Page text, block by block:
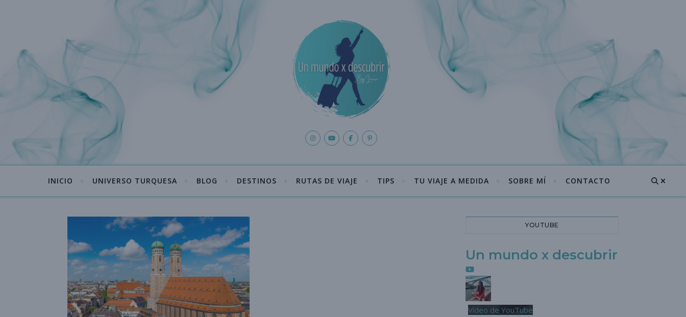
INICIO UNIVERSO TURQUESA BLOG DESTINOS RUTAS DE VIAJE TIPS TU VIAJE A MEDIDA SOBRE MÍ CONTACTO
YOUTUBE
Un mundo x descubrir
Vídeo de YouTube